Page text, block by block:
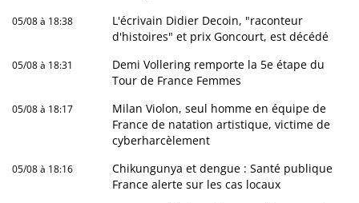
05/08 à 18:38
L'écrivain Didier Decoin, "raconteur
d'histoires" et prix Goncourt, est décédé
05/08 à 18:31
Demi Vollering remporte la 5e étape du
Tour de France Femmes
05/08 à 18:17
Milan Violon, seul homme en équipe de
France de natation artistique, victime de
cyberharcèlement
05/08 à 18:16
Chikungunya et dengue : Santé publique
France alerte sur les cas locaux